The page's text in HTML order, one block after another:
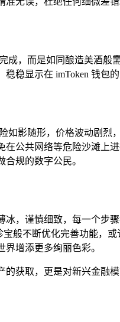
，而是如同酿造美酒
稳显示在 imToken 钱包
影随形，价格波动剧
公共网络等危险沙滩上
规的数字公民。
，谨慎细致，每一个
般不断优化完善功能，
增添更多绚丽色彩。
的获取，更是对新兴金融